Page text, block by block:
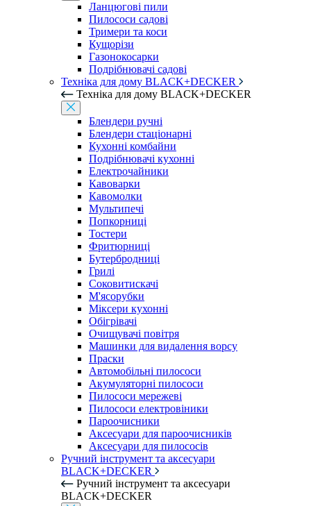
Ланцюгові пили
Пилососи садові
Тримери та коси
Кущорізи
Газонокосарки
Подрібнювачі садові
Техніка для дому BLACK+DECKER
Техніка для дому BLACK+DECKER
Блендери ручні
Блендери стаціонарні
Кухонні комбайни
Подрібнювачі кухонні
Електрочайники
Кавоварки
Кавомолки
Мультипечі
Попкорниці
Тостери
Фритюрниці
Бутербродниці
Грилі
Соковитискачі
М'ясорубки
Міксери кухонні
Обігрівачі
Очищувачі повітря
Машинки для видалення ворсу
Праски
Автомобільні пилососи
Акумуляторні пилососи
Пилососи мережеві
Пилососи електровіники
Пароочисники
Аксесуари для пароочисників
Аксесуари для пилососів
Ручний інструмент та аксесуари
BLACK+DECKER
Ручний інструмент та аксесуари
BLACK+DECKER